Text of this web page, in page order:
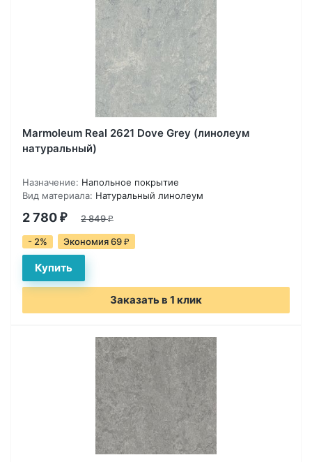
Marmoleum Real 2621 Dove Grey (линолеум
натуральный)
Назначение: Напольное покрытие
Вид материала: Натуральный линолеум
2 780 ₽ 2 849₽
- 2% Экономия 69 ₽
Заказать в 1 клик